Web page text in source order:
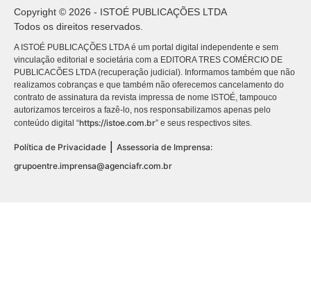
Copyright © 2026 - ISTOÉ PUBLICAÇÕES LTDA
Todos os direitos reservados.
A ISTOÉ PUBLICAÇÕES LTDA é um portal digital independente e sem
vinculação editorial e societária com a EDITORA TRES COMÉRCIO DE
PUBLICACÕES LTDA (recuperação judicial). Informamos também que não
realizamos cobranças e que também não oferecemos cancelamento do
contrato de assinatura da revista impressa de nome ISTOÉ, tampouco
autorizamos terceiros a fazê-lo, nos responsabilizamos apenas pelo
conteúdo digital “https://istoe.com.br” e seus respectivos sites.
Política de Privacidade | Assessoria de Imprensa:
grupoentre.imprensa@agenciafr.com.br